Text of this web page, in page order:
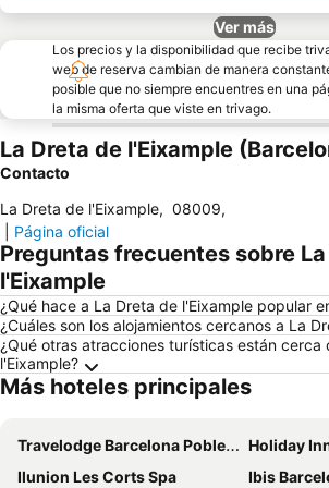
Ver más
Los precios y la disponibilidad que recibe
web de reserva cambian de manera
posible que no siempre encuentres en una
la misma oferta que viste en trivago.
La Dreta de l'Eixample
Contacto
La Dreta de l'Eixample, 08009,
Página oficial
Preguntas frecuentes sobre
l'Eixample
¿Qué hace a La Dreta de l'Eixample popular
¿Cuáles son los alojamientos cercanos a La
¿Qué otras atracciones turísticas están cerca
l'Eixample?
Más hoteles principales
Travelodge Barcelona Poblenou
Holiday Inn
Ilunion Les Corts Spa
Ibis